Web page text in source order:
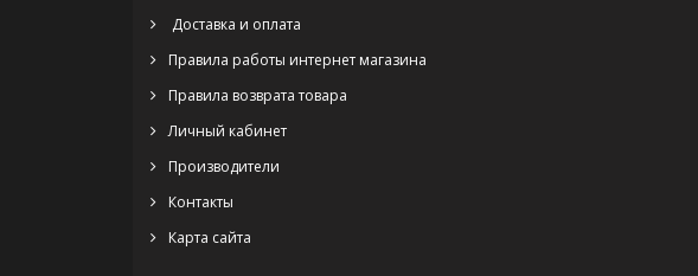
Доставка и оплата
Правила работы интернет магазина
Правила возврата товара
Личный кабинет
Производители
Контакты
Карта сайта